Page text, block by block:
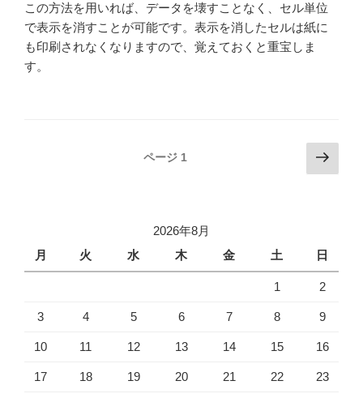
この方法を用いれば、データを壊すことなく、セル単位
で表示を消すことが可能です。表示を消したセルは紙に
も印刷されなくなりますので、覚えておくと重宝しま
す。
ー
ョ
ページ 1
次
の
2026年8月
月
火 水 木 金 土 日
1 2
3 4 5 6 7 8 9
10 11 12 13 14 15 16
17 18 19 20 21 22 23